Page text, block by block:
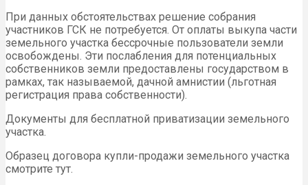
При данных обстоятельствах решение собрания
участников ГСК не потребуется. От оплаты выкупа части
земельного участка бессрочные пользователи земли
освобождены. Эти послабления для потенциальных
собственников земли предоставлены государством в
рамках, так называемой, дачной амнистии (льготная
регистрация права собственности).
Документы для бесплатной приватизации земельного
участка.
Образец договора купли-продажи земельного участка
смотрите тут.